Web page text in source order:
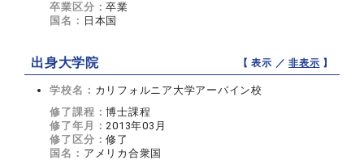
卒業区分：卒業
国名： 日本国
出身大学院 【 表示 ／非表示 】
学校名： カリフォルニア大学アーバイン校
修了課程：博士課程
修了年月：2013年03月
修了区分：修了
国名： アメリカ合衆国